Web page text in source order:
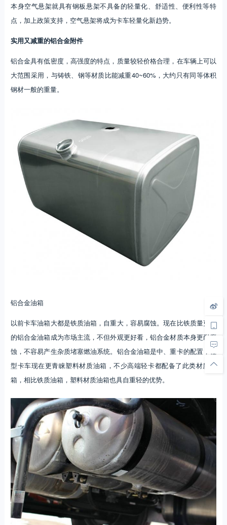
本身空气悬架就具有钢板悬架不具备的轻量化、舒适性、便利性等特
点，加上政策支持，空气悬架将成为卡车轻量化新趋势。
实用又减重的铝合金附件
铝合金具有低密度，高强度的特点，质量较轻价格合理，在车辆上可以
大范围采用，与铸铁、钢等材质比能减重40~60%，大约只有同等体积
钢材一般的重量。
铝合金油箱
以前卡车油箱大都是铁质油箱，自重大，容易腐蚀。现在比铁质量更轻
的铝合金油箱成为市场主流，不但外观更好看，铝合金材质本身更耐腐
蚀，不容易产生杂质堵塞燃油系统。铝合金油箱是中、重卡的配置，轻
型卡车现在更青睐塑料材质油箱，不少高端轻卡都配备了此类材质油
箱，相比铁质油箱，塑料材质油箱也具自重轻的优势。